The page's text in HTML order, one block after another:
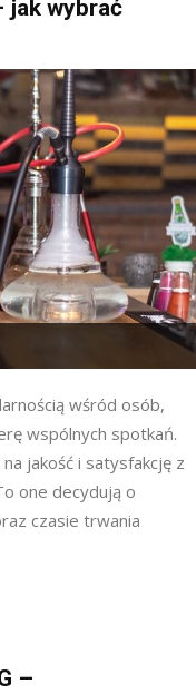
jak wybrać
wśród osób,
wspólnych spotkań.
jakość i satysfakcję z
one decydują o
czasie trwania
–